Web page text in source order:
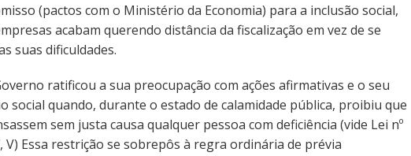
(pactos com o Ministério da Economia) para a inclusão social,
acabam querendo distância da fiscalização em vez de se
suas dificuldades.
ratificou a sua preocupação com ações afirmativas e o seu
social quando, durante o estado de calamidade pública, proibiu que
sem justa causa qualquer pessoa com deficiência (vide Lei nº
V) Essa restrição se sobrepôs à regra ordinária de prévia